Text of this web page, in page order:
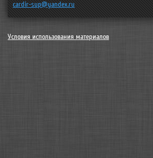
cardir-sup@yandex.ru
Условия использования материалов